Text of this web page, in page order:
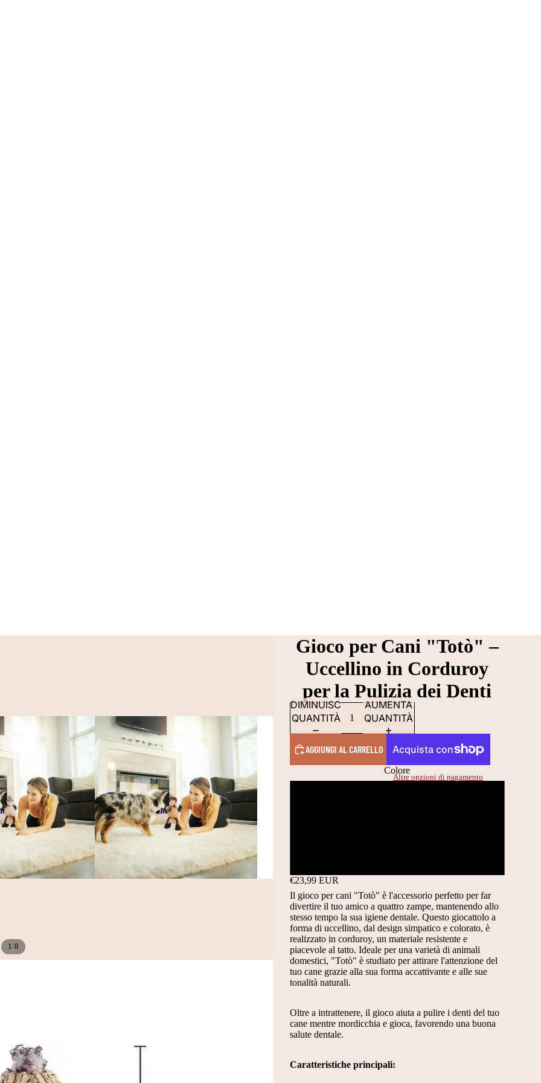
1/8
Gioco per Cani "Totò" –
Uccellino in Corduroy
per la Pulizia dei Denti
DIMINUISCI
QUANTITÀ
AUMENTA
QUANTITÀ
AGGIUNGI AL CARRELLO
Altre opzioni di pagamento
Colore
€23,99 EUR
Il gioco per cani "Totò" è l'accessorio perfetto per far
divertire il tuo amico a quattro zampe, mantenendo allo
stesso tempo la sua igiene dentale. Questo giocattolo a
forma di uccellino, dal design simpatico e colorato, è
realizzato in corduroy, un materiale resistente e
piacevole al tatto. Ideale per una varietà di animali
domestici, "Totò" è studiato per attirare l'attenzione del
tuo cane grazie alla sua forma accattivante e alle sue
tonalità naturali.
Oltre a intrattenere, il gioco aiuta a pulire i denti del tuo
cane mentre mordicchia e gioca, favorendo una buona
salute dentale.
Caratteristiche principali: